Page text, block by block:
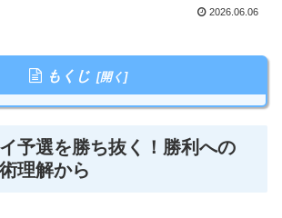
2026.06.06
もくじ
予選を勝ち抜く！勝利への
理解から